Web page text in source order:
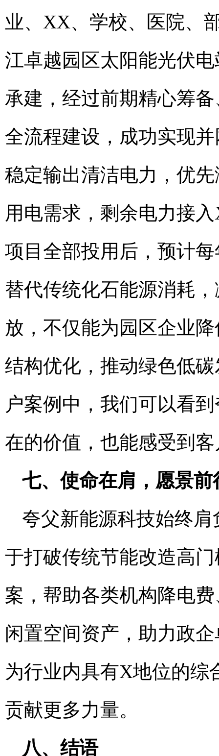
业、XX、学校、医院、
江卓越园区太阳能光伏
承建，经过前期精心筹
全流程建设，成功实现
稳定输出清洁电力，优
用电需求，剩余电力接
项目全部投用后，预计
替代传统化石能源消耗
放，不仅能为园区企业
结构优化，推动绿色低
户案例中，我们可以看
在的价值，也能感受到
七、使命在肩，愿景前
夸父新能源科技始终
于打破传统节能改造高
案，帮助各类机构降电
闲置空间资产，助力政
为行业内具有X地位的综
贡献更多力量。
八、结语